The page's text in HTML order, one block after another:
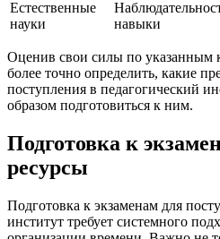
Естественные
науки
навыки
Оценив свои силы по указанным
более точно определить, какие
поступления в педагогический
образом подготовиться к ним.
Подготовка к
ресурсы
Подготовка к экзаменам для
институт требует системного